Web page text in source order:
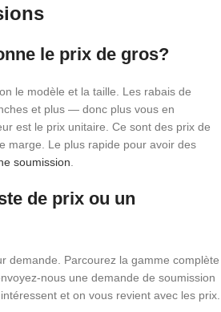
le prix de gros?
le modèle et la taille. Les rabais de
et plus — donc plus vous en
est le prix unitaire. Ce sont des prix de
marge. Le plus rapide pour avoir des
soumission
de prix ou un
demande. Parcourez la gamme complète
nous une demande de soumission
et on vous revient avec les prix.